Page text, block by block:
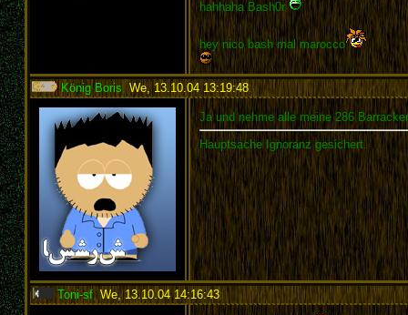
hahhaha Bash0r
hey nico bash mal marocco
König Boris ,We, 13.10.04 13:19:48:
Ja und nehme alle meine 286
Hauptsache Ignoranz gesichert.
Toni-sf, We, 13.10.04 14:16:43: